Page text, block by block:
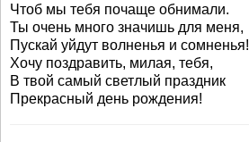
Чтоб мы тебя почаще обнимали.
Ты очень много значишь для меня,
Пускай уйдут волненья и сомненья!
Хочу поздравить, милая, тебя,
В твой самый светлый праздник
Прекрасный день рождения!